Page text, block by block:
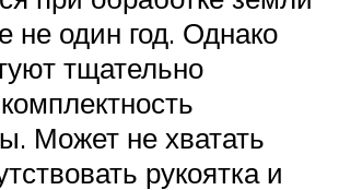
не один год. Однако
тщательно
Может не хватать
рукоятка и